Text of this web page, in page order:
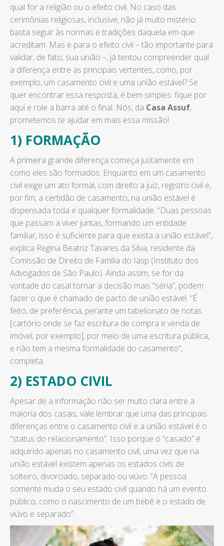
qual for a religião ou o efeito civil. No caso das
cerimônias religiosas, inclusive, não já muito mistério:
basta seguir às normas e tradições daquela em que
acreditam. Mas e para o efeito civil – tão importante para
validar, de fato, sua união –, já tentou compreender qual
a diferença entre as principais vertentes, como, por
exemplo, um casamento civil e uma união estável? Se
quer encontrar essa resposta, é bem simples: fique por
aqui e role a barra até o final. Nós, da Casa Assuf,
prometemos te ajudar em mais essa missão!
1) FORMAÇÃO
A primeira grande diferença começa justamente em
como eles são formados. Enquanto em um casamento
civil exige um ato formal, com direito a juiz, registro civil e,
por fim, a certidão de casamento, na união estável é
dispensada toda e qualquer formalidade. “Duas pessoas
que passam a viver juntas, formando um entidade
familiar, isso é suficiente para que exista a união estável”,
explica Regina Beatriz Tavares da Silva, residente da
Comissão de Direito de Família do Iasp (Instituto dos
Advogados de São Paulo). Ainda assim, se for da
vontade do casal tornar a decisão mais “séria”, podem
fazer o que é chamado de pacto de união estável. “É
feito, de preferência, perante um tabelionato de notas
[cartório onde se faz escritura de compra e venda de
imóvel, por exemplo], por meio de uma escritura pública,
e não tem a mesma formalidade do casamento”,
completa.
2) ESTADO CIVIL
Apesar de a informação não ser muito clara entre a
maioria dos casais, vale lembrar que uma das principais
diferenças entre o casamento civil e a união estável é o
“status do relacionamento”. Isso porque o “casado” é
adquirido apenas no casamento civil, uma vez que na
união estável existem apenas os estados civis de
solteiro, divorciado, separado ou viúvo. “A pessoa
somente muda o seu estado civil quando há um evento
público, como o nascimento de um bebê e o estado de
viúvo e separado”.